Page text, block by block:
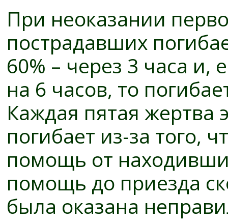
При неоказании
пострадавших
60% – через 3 часа
на 6 часов, то
Каждая пятая жертва
погибает из-за того,
помощь от
помощь до приезда
была оказана